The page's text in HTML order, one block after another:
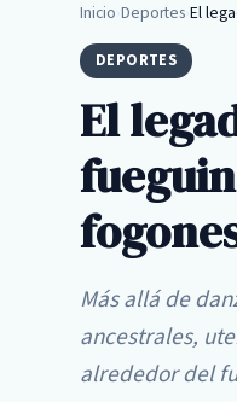
Inicio Deportes El
DEPORTES
El
Más allá de
ancestrales,
alrededor del